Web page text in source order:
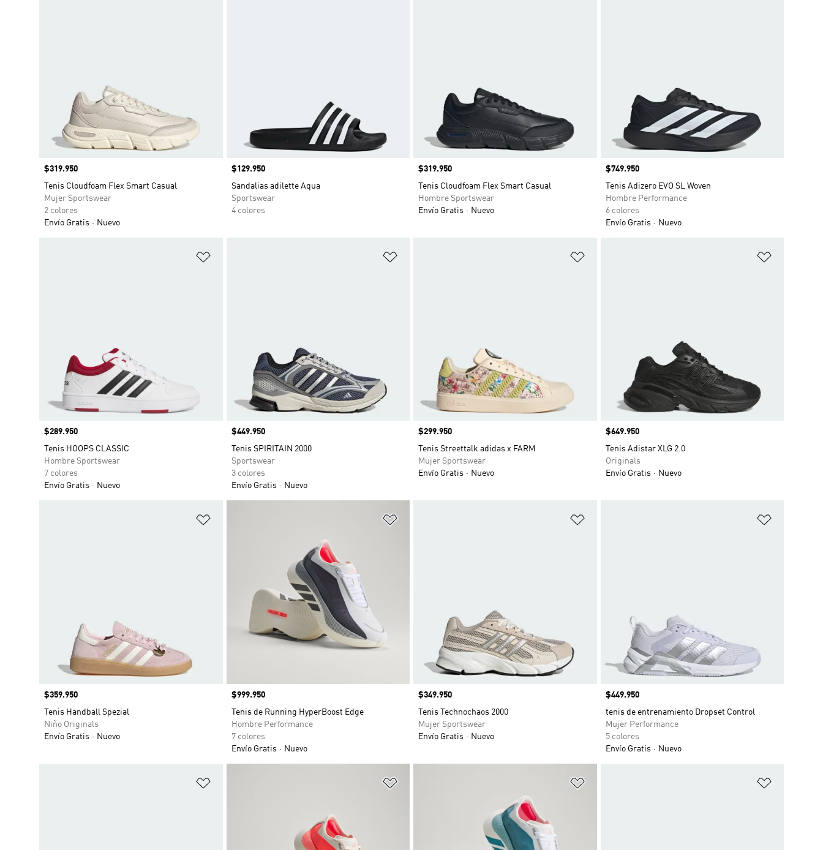
Precio
$319.950
Tenis Cloudfoam Flex Smart Casual
Mujer Sportswear
2 colores
Envío Gratis
Nuevo
Precio
$129.950
Sandalias adilette Aqua
Sportswear
4 colores
Precio
$319.950
Tenis Cloudfoam Flex Smart Casual
Hombre Sportswear
Envío Gratis
Nuevo
Precio
$749.950
Tenis Adizero EVO SL Woven
Hombre Performance
6 colores
Envío Gratis
Nuevo
Precio
$289.950
Tenis HOOPS CLASSIC
Hombre Sportswear
7 colores
Envío Gratis
Nuevo
Precio
$449.950
Tenis SPIRITAIN 2000
Sportswear
3 colores
Envío Gratis
Nuevo
Precio
$299.950
Tenis Streettalk adidas x FARM
Mujer Sportswear
Envío Gratis
Nuevo
Precio
$649.950
Tenis Adistar XLG 2.0
Originals
Envío Gratis
Nuevo
Precio
$359.950
Tenis Handball Spezial
Niño Originals
Envío Gratis
Nuevo
Precio
$999.950
Tenis de Running HyperBoost Edge
Hombre Performance
7 colores
Envío Gratis
Nuevo
Precio
$349.950
Tenis Technochaos 2000
Mujer Sportswear
Envío Gratis
Nuevo
Precio
$449.950
tenis de entrenamiento Dropset Control
Mujer Performance
5 colores
Envío Gratis
Nuevo